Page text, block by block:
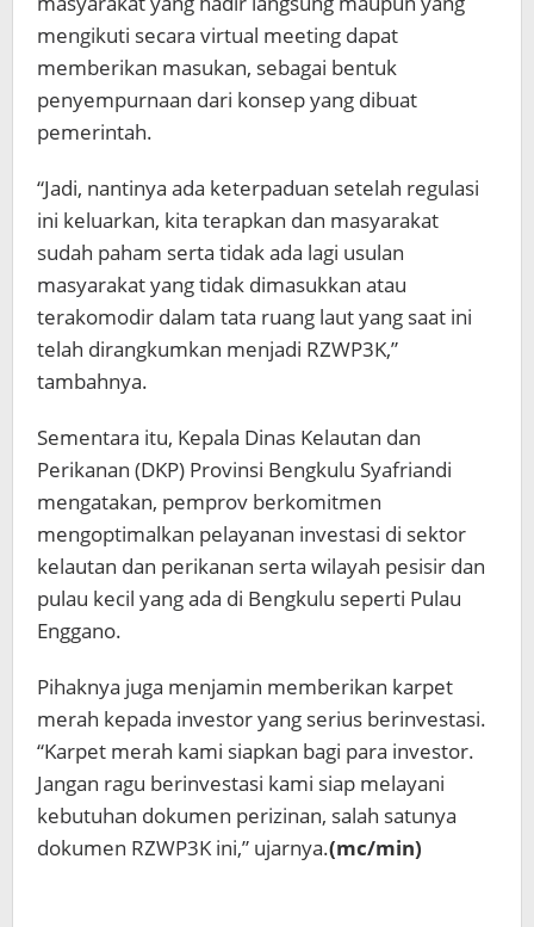
mengikuti secara virtual meeting dapat
memberikan masukan, sebagai bentuk
penyempurnaan dari konsep yang dibuat
pemerintah.
“Jadi, nantinya ada keterpaduan setelah regulasi
ini keluarkan, kita terapkan dan masyarakat
sudah paham serta tidak ada lagi usulan
masyarakat yang tidak dimasukkan atau
terakomodir dalam tata ruang laut yang saat ini
telah dirangkumkan menjadi RZWP3K,”
tambahnya.
Sementara itu, Kepala Dinas Kelautan dan
Perikanan (DKP) Provinsi Bengkulu Syafriandi
mengatakan, pemprov berkomitmen
mengoptimalkan pelayanan investasi di sektor
kelautan dan perikanan serta wilayah pesisir dan
pulau kecil yang ada di Bengkulu seperti Pulau
Enggano.
Pihaknya juga menjamin memberikan karpet
merah kepada investor yang serius berinvestasi.
“Karpet merah kami siapkan bagi para investor.
Jangan ragu berinvestasi kami siap melayani
kebutuhan dokumen perizinan, salah satunya
dokumen RZWP3K ini,” ujarnya.(mc/min)